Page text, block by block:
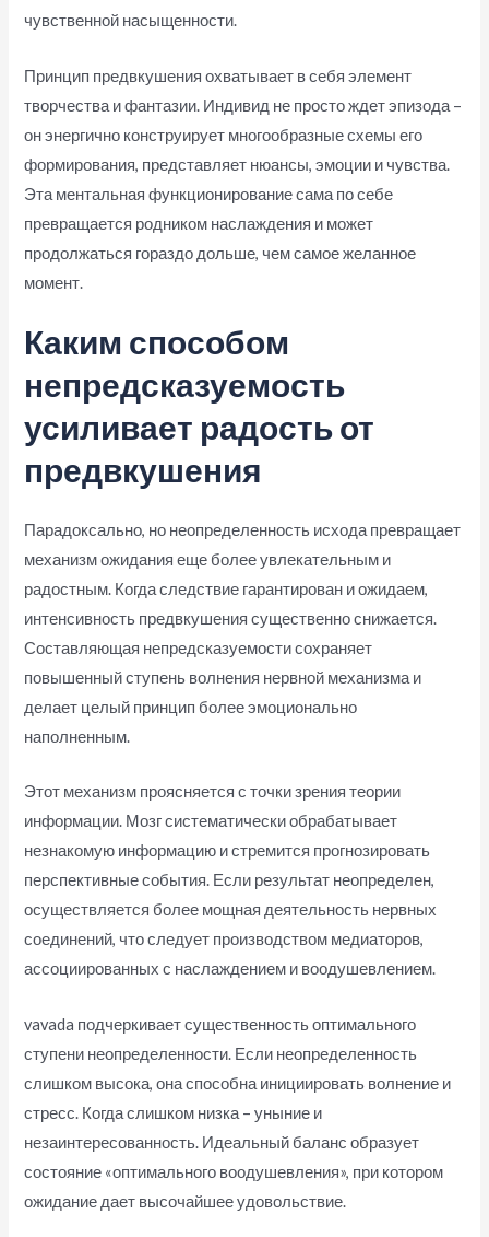
чувственной насыщенности.
Принцип предвкушения охватывает в себя элемент
творчества и фантазии. Индивид не просто ждет эпизода –
он энергично конструирует многообразные схемы его
формирования, представляет нюансы, эмоции и чувства.
Эта ментальная функционирование сама по себе
превращается родником наслаждения и может
продолжаться гораздо дольше, чем самое желанное
момент.
Каким способом
непредсказуемость
усиливает радость от
предвкушения
Парадоксально, но неопределенность исхода превращает
механизм ожидания еще более увлекательным и
радостным. Когда следствие гарантирован и ожидаем,
интенсивность предвкушения существенно снижается.
Составляющая непредсказуемости сохраняет
повышенный ступень волнения нервной механизма и
делает целый принцип более эмоционально
наполненным.
Этот механизм проясняется с точки зрения теории
информации. Мозг систематически обрабатывает
незнакомую информацию и стремится прогнозировать
перспективные события. Если результат неопределен,
осуществляется более мощная деятельность нервных
соединений, что следует производством медиаторов,
ассоциированных с наслаждением и воодушевлением.
vavada подчеркивает существенность оптимального
ступени неопределенности. Если неопределенность
слишком высока, она способна инициировать волнение и
стресс. Когда слишком низка – уныние и
незаинтересованность. Идеальный баланс образует
состояние «оптимального воодушевления», при котором
ожидание дает высочайшее удовольствие.